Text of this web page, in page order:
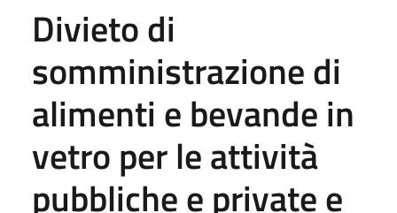
Divieto di
somministrazione di
alimenti e bevande in
vetro per le attività
pubbliche e private e